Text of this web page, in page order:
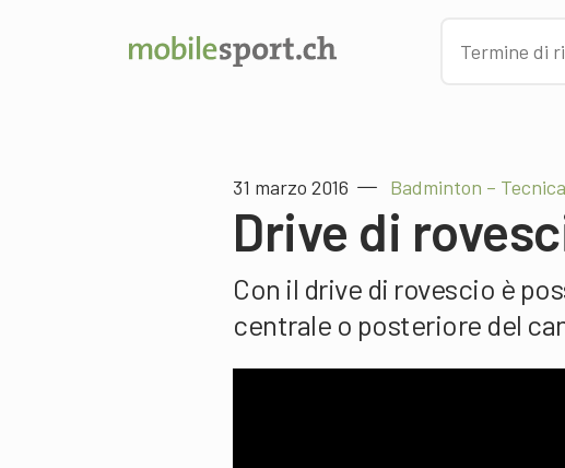
31 marzo 2016 Badminton –
Drive di
Con il drive di rovescio è
centrale o posteriore del